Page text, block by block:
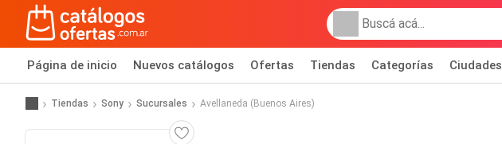
Página de inicio Nuevos catálogos Ofertas Tiendas Categorías Ciudades
Tiendas Sony Sucursales Avellaneda (Buenos Aires)